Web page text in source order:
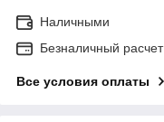
Наличными
Безналичный расчет
Все условия оплаты